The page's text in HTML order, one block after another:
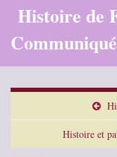
Histoire de
Histoire et